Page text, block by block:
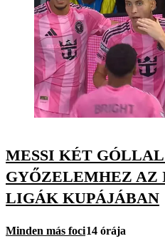
MESSI KÉT
GYŐZELEMHEZ
LIGÁK KUPÁJÁBAN
Minden más foci14 órája